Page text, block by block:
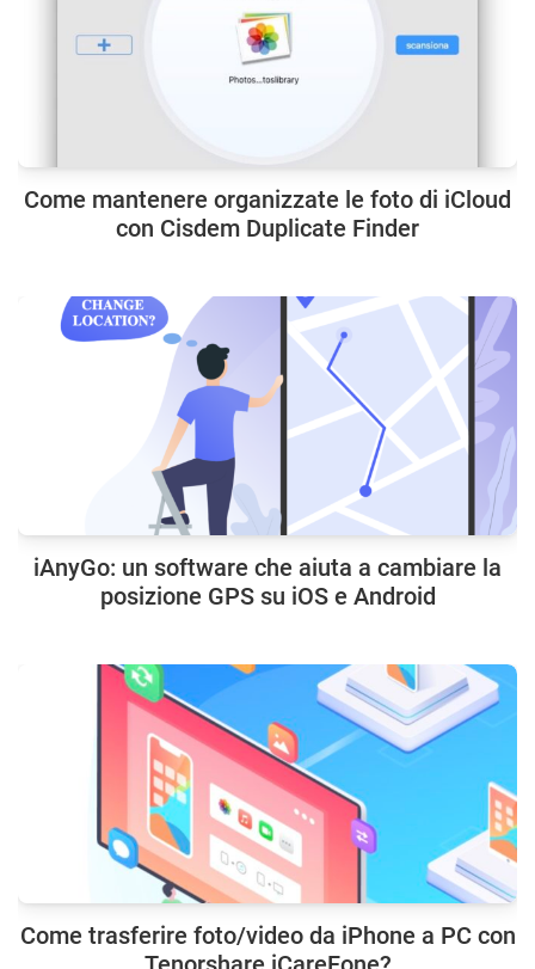
Come mantenere organizzate le foto di iCloud
con Cisdem Duplicate Finder
iAnyGo: un software che aiuta a cambiare la
posizione GPS su iOS e Android
Come trasferire foto/video da iPhone a PC con